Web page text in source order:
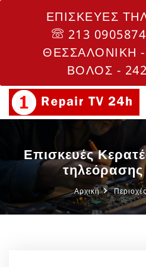
ΕΠΙΣΚΕΥΕΣ
213 0905874
ΘΕΣΣΑΛΟΝΙΚΗ -
ΒΟΛΟΣ -
Επισκευές
Αρχική